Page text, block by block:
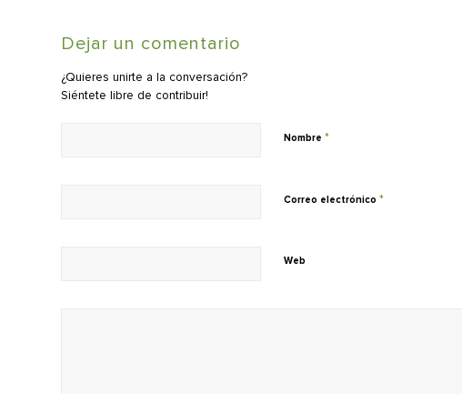
Dejar un comentario
¿Quieres unirte a la conversación?
Siéntete libre de contribuir!
Nombre *
Correo electrónico *
Web